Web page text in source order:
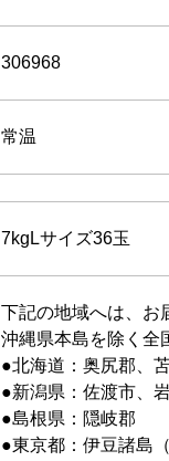
306968
常温
7kgLサイズ36玉
下記の地域へは、お
沖縄県本島を除く全
●北海道：奥尻郡、
●新潟県：佐渡市、
●島根県：隠岐郡
●東京都：伊豆諸島